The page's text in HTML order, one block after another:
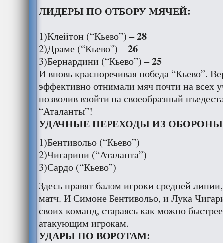
ЛИДЕРЫ ПО ОТБОРУ МЯЧЕЙ:
1)Клейтон (“Кьево”) –28
2)Драме (“Кьево”) –26
3)Бернардини (“Кьево”) –25
И вновь красноречивая победа “Кьево”.
эффективно отнимали мяч почти на всех
позволив взойти на своеобразный
“Аталанты”!
УДАЧНЫЕ ПЕРЕХОДЫ ИЗ ОБОРОНЫ
1)Бентивольо (“Кьево”)
2)Чигарини (“Аталанта”)
3)Сардо (“Кьево”)
Здесь правят балом игроки средней
матч. И Симоне Бентивольо, и Лука
своих команд, стараясь как можно
атакующим игрокам.
УДАРЫ ПО ВОРОТАМ: